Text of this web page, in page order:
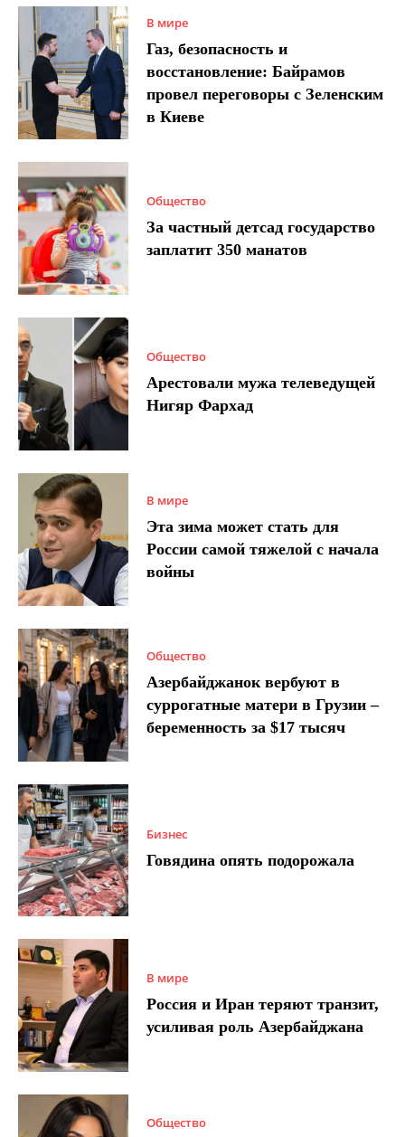
В мире
Газ, безопасность и
восстановление: Байрамов
провел переговоры с Зеленским
в Киеве
Общество
За частный детсад государство
заплатит 350 манатов
Общество
Арестовали мужа телеведущей
Нигяр Фархад
В мире
Эта зима может стать для
России самой тяжелой с начала
войны
Общество
Азербайджанок вербуют в
суррогатные матери в Грузии –
беременность за $17 тысяч
Бизнес
Говядина опять подорожала
В мире
Россия и Иран теряют транзит,
усиливая роль Азербайджана
Общество